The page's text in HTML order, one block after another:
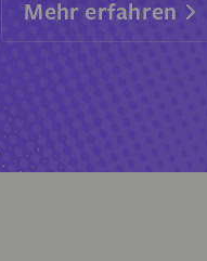
Mehr erfahren